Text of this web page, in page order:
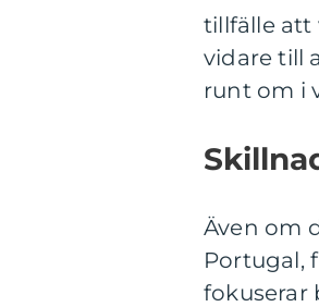
tillfälle att
vidare till
runt om i
Även om
Portugal,
fokuserar